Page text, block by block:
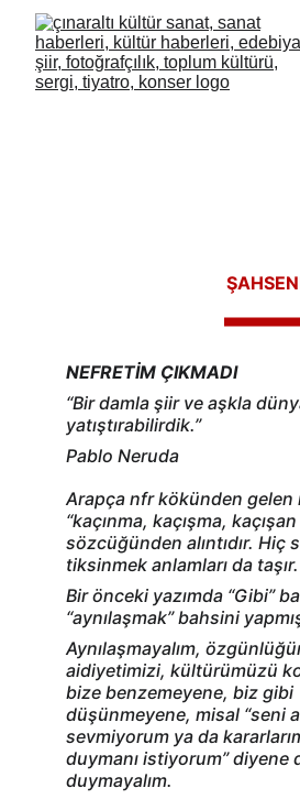
NEFRETİM ÇIKMADI
“Bir damla şiir ve aşkla
yatıştırabilirdik.”
Pablo Neruda
Arapça nfr kökünden gelen
“kaçınma, kaçışma,
sözcüğünden alıntıdır. Hiç
tiksinmek anlamları da taşır.
Bir önceki yazımda “Gibi”
“aynılaşmak” bahsini
Aynılaşmayalım,
aidiyetimizi, kültürümüzü
bize benzemeyene, biz gibi
düşünmeyene, misal “seni
sevmiyorum ya da
duymanı istiyorum” diyene
duymayalım.